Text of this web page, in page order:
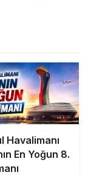
Havalimanı
En Yoğun 8.